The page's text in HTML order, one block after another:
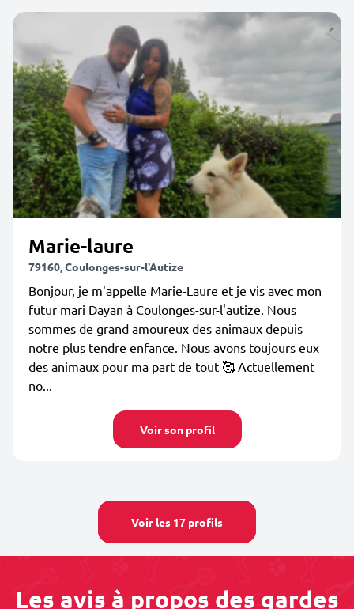
Marie-laure
79160, Coulonges-sur-l'Autize
Bonjour, je m'appelle Marie-Laure et je vis avec mon
futur mari Dayan à Coulonges-sur-l'autize. Nous
sommes de grand amoureux des animaux depuis
notre plus tendre enfance. Nous avons toujours eux
des animaux pour ma part de tout 🥰 Actuellement
no...
Voir son profil
Voir les 17 profils
Les avis à propos des gardes